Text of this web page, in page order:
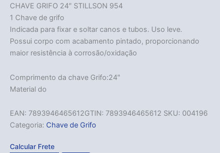
CHAVE GRIFO 24″ STILLSON 954
1 Chave de grifo
Indicada para fixar e soltar canos e tubos. Uso leve.
Possui corpo com acabamento pintado, proporcionando
maior resistência à corrosão/oxidação
Comprimento da chave Grifo:24″
Material do
EAN: 7893946465612GTIN: 7893946465612 SKU: 004196
Categoria: Chave de Grifo
Calcular Frete